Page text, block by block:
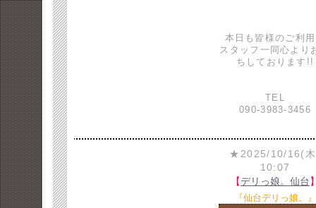
本日も皆様のご利
スタッフ一同心より
ちしております!!
TEL
090-3983-3456
★2025/10/16(
10:07
【デリっ娘。仙台
『仙台デリっ娘。』